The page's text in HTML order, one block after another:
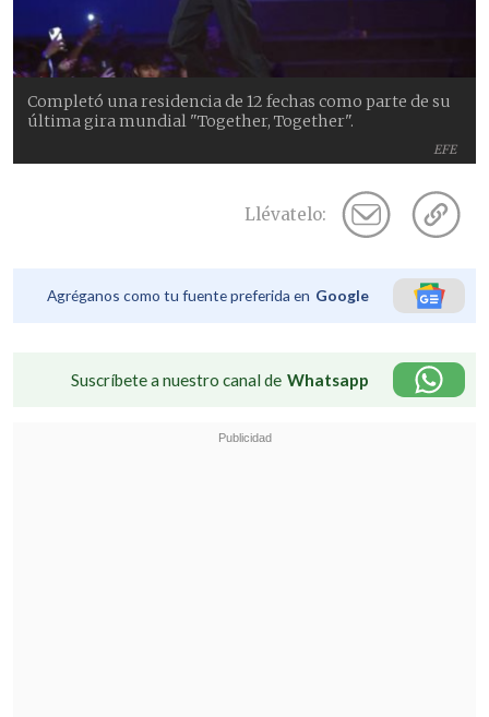
EFE
Completó una residencia de 12 fechas como parte de su
última gira mundial "Together, Together".
Llévatelo:
Agréganos como tu fuente preferida en Google
Suscríbete a nuestro canal de Whatsapp